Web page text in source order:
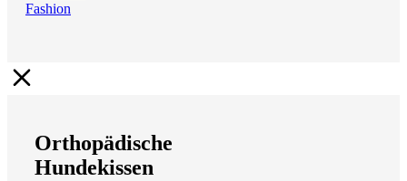
Fashion
Orthopädische
Hundekissen